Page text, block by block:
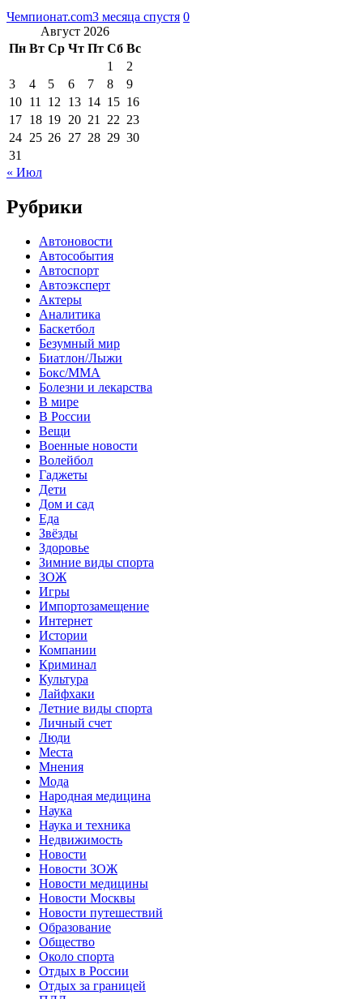
Чемпионат.com3 месяца спустя 0
Август 2026
Пн Вт Ср Чт Пт Сб Вс
1
2
3
4 5 6 7 8
9
10 11 12 13 14 15 16
17 18 19 20 21 22 23
24 25 26 27 28 29 30
31
« Июл
Рубрики
Автоновости
Автособытия
Автоспорт
Автоэксперт
Актеры
Аналитика
Баскетбол
Безумный мир
Биатлон/Лыжи
Бокс/MMA
Болезни и лекарства
В мире
В России
Вещи
Военные новости
Волейбол
Гаджеты
Дети
Дом и сад
Еда
Звёзды
Здоровье
Зимние виды спорта
ЗОЖ
Игры
Импортозамещение
Интернет
Истории
Компании
Криминал
Культура
Лайфхаки
Летние виды спорта
Личный счет
Люди
Места
Мнения
Мода
Народная медицина
Наука
Наука и техника
Недвижимость
Новости
Новости ЗОЖ
Новости медицины
Новости Москвы
Новости путешествий
Образование
Общество
Около спорта
Отдых в России
Отдых за границей